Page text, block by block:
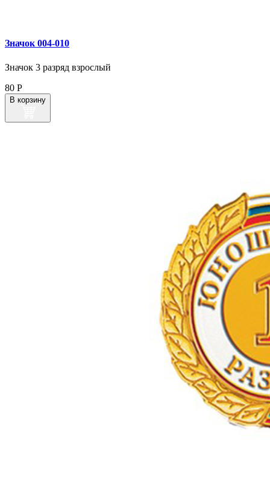
Значок 004‑010
Значок 3 разряд взрослый
80 Р
В корзину